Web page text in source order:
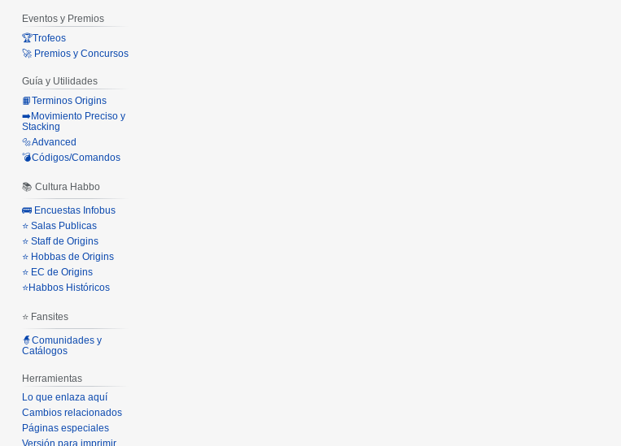
Eventos y Premios
🏆Trofeos
🚀 Premios y Concursos
Guía y Utilidades
📙Terminos Origins
➡️Movimiento Preciso y
Stacking
🔩Advanced
💣Códigos/Comandos
📚 Cultura Habbo
🚌 Encuestas Infobus
⭐ Salas Publicas
⭐ Staff de Origins
⭐ Hobbas de Origins
⭐ EC de Origins
⭐Habbos Históricos
⭐ Fansites
🧙Comunidades y
Catálogos
Herramientas
Lo que enlaza aquí
Cambios relacionados
Páginas especiales